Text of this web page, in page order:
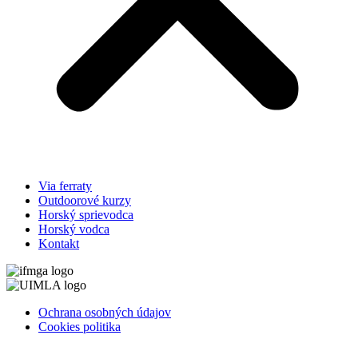
Via ferraty
Outdoorové kurzy
Horský sprievodca
Horský vodca
Kontakt
Ochrana osobných údajov
Cookies politika